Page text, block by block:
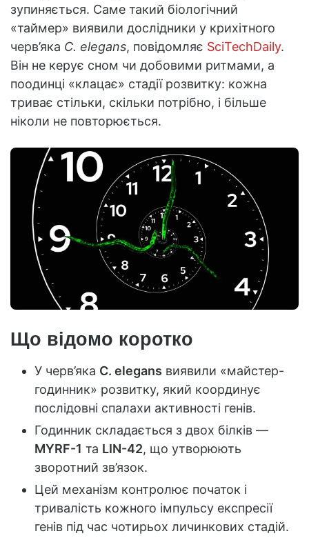
зупиняється. Саме такий біологічний
«таймер» виявили дослідники у крихітного
черв’яка C. elegans, повідомляє SciTechDaily.
Він не керує сном чи добовими ритмами, а
поодинці «клацає» стадії розвитку: кожна
триває стільки, скільки потрібно, і більше
ніколи не повторюється.
Що відомо коротко
У черв’яка C. elegans виявили «майстер-
годинник» розвитку, який координує
послідовні спалахи активності генів.
Годинник складається з двох білків —
MYRF-1 та LIN-42, що утворюють
зворотний зв’язок.
Цей механізм контролює початок і
тривалість кожного імпульсу експресії
генів під час чотирьох личинкових стадій.